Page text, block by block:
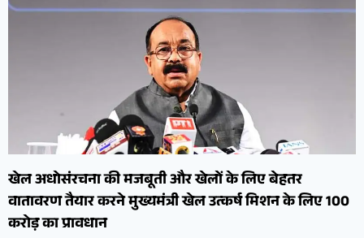
खेल अधोसंरचना की मजबूती और खेलों के लिए बेहतर
वातावरण तैयार करने मुख्यमंत्री खेल उत्कर्ष मिशन के लिए 100
करोड़ का प्रावधान